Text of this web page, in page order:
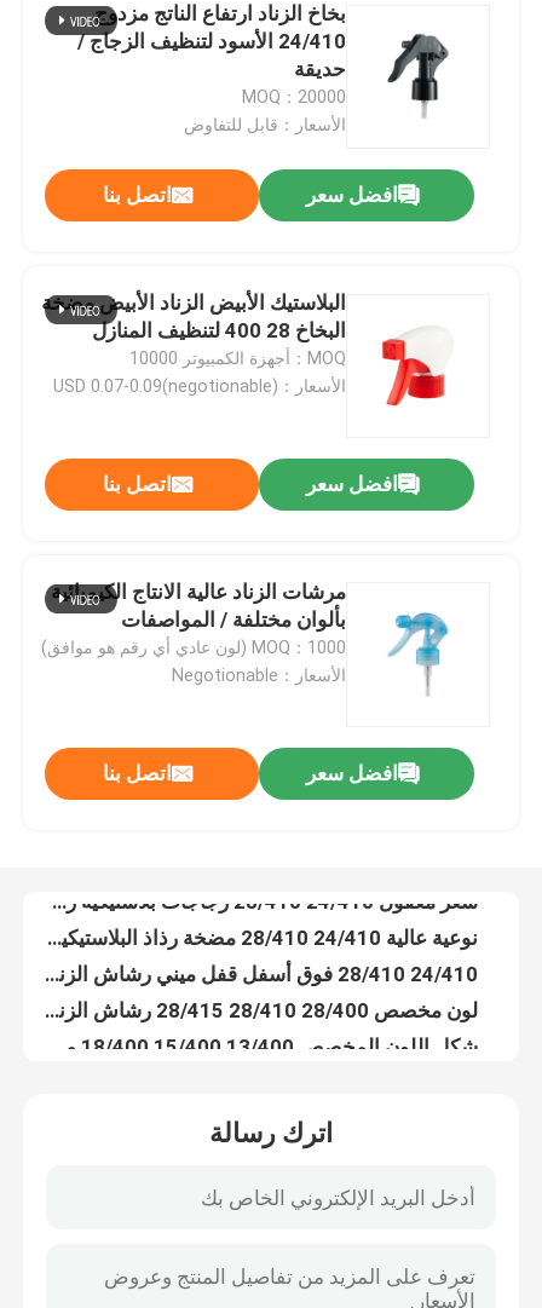
أشرطة فيديو
جولة في المعمل
رقابة جودة
مصغّر زناد مرشّ
بخاخ الزناد ارتفاع الناتج مزدوج
24/410 الأسود لتنظيف الزجاج /
حديقة
MOQ：20000
الأسعار：قابل للتفاوض
افضل سعر اتصل بنا
البلاستيك الأبيض الزناد الأبيض مضخة
البخاخ 28 400 لتنظيف المنازل
MOQ：أجهزة الكمبيوتر 10000
الأسعار：USD 0.07-0.09(negotionable)
افضل سعر اتصل بنا
مرشات الزناد عالية الانتاج الكيميائية
بألوان مختلفة / المواصفات
MOQ：1000 (لون عادي أي رقم هو موافق)
الأسعار：Negotionable
افضل سعر اتصل بنا
تصميم فريد 24/410 28/410 Eco Mini Head مضخة البلاستيك للزجاجات
اترك رسالة